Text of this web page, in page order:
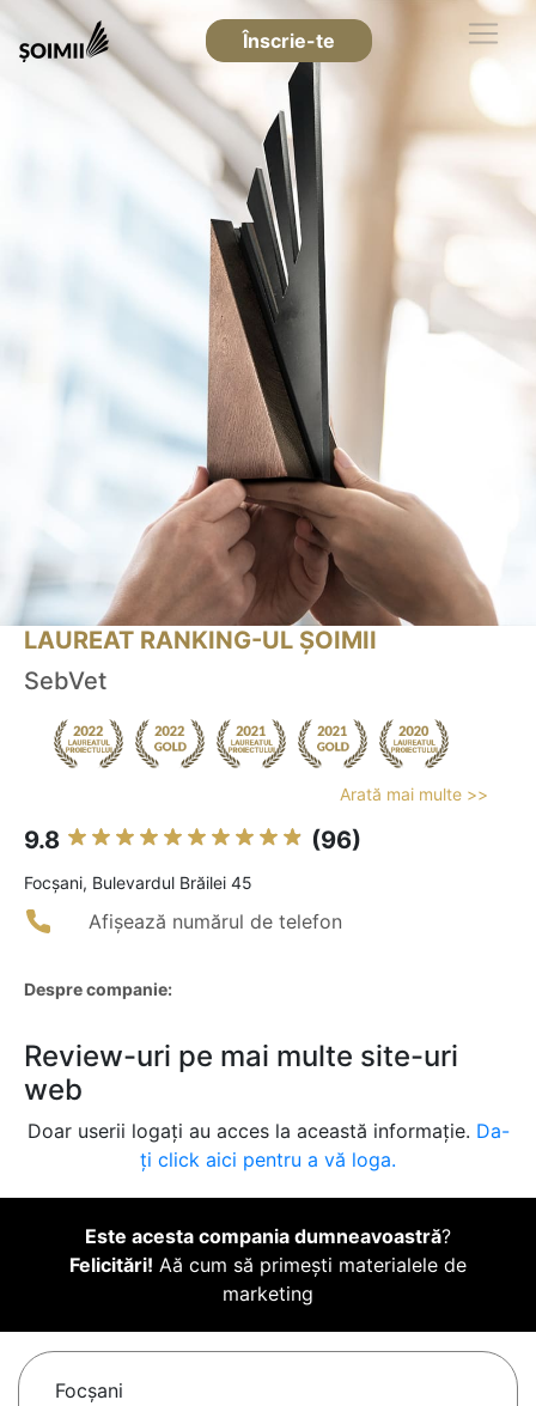
Înscrie-te
LAUREAT RANKING-UL ȘOIMII
SebVet
Arată mai multe >>
9.8 (96)
Focşani, Bulevardul Brăilei 45
Afișează numărul de telefon
Despre companie:
Review-uri pe mai multe site-uri
web
Doar userii logați au acces la această informație. Da-
ți click aici pentru a vă loga.
Este acesta compania dumneavoastră?
Felicitări! Aă cum să primești materialele de
marketing
Focşani